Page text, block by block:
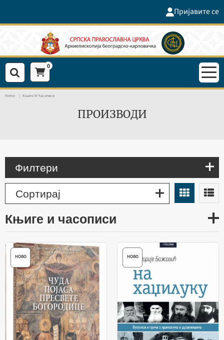
Пријавите се
0
Home Књиге И Часописи
ПРОИЗВОДИ
Филтери
Сортирај
књиге и часописи
НОВО НОВО